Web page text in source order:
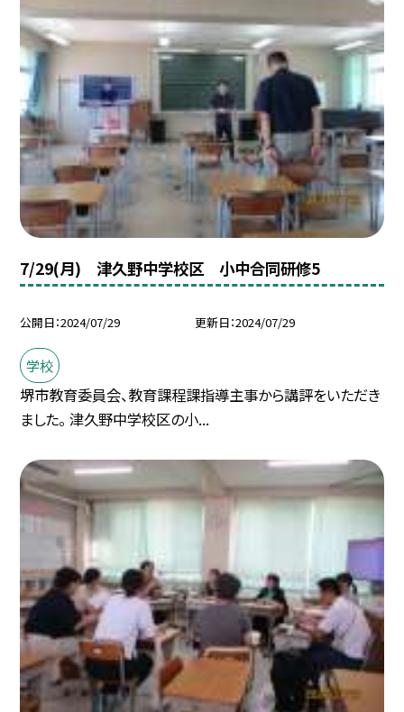
7/29(月) 津久野中学校区 小中合同研修5
公開日 2024/07/29 更新日 2024/07/29
学校
堺市教育委員会、教育課程課指導主事から講評をいただき
ました。 津久野中学校区の小...